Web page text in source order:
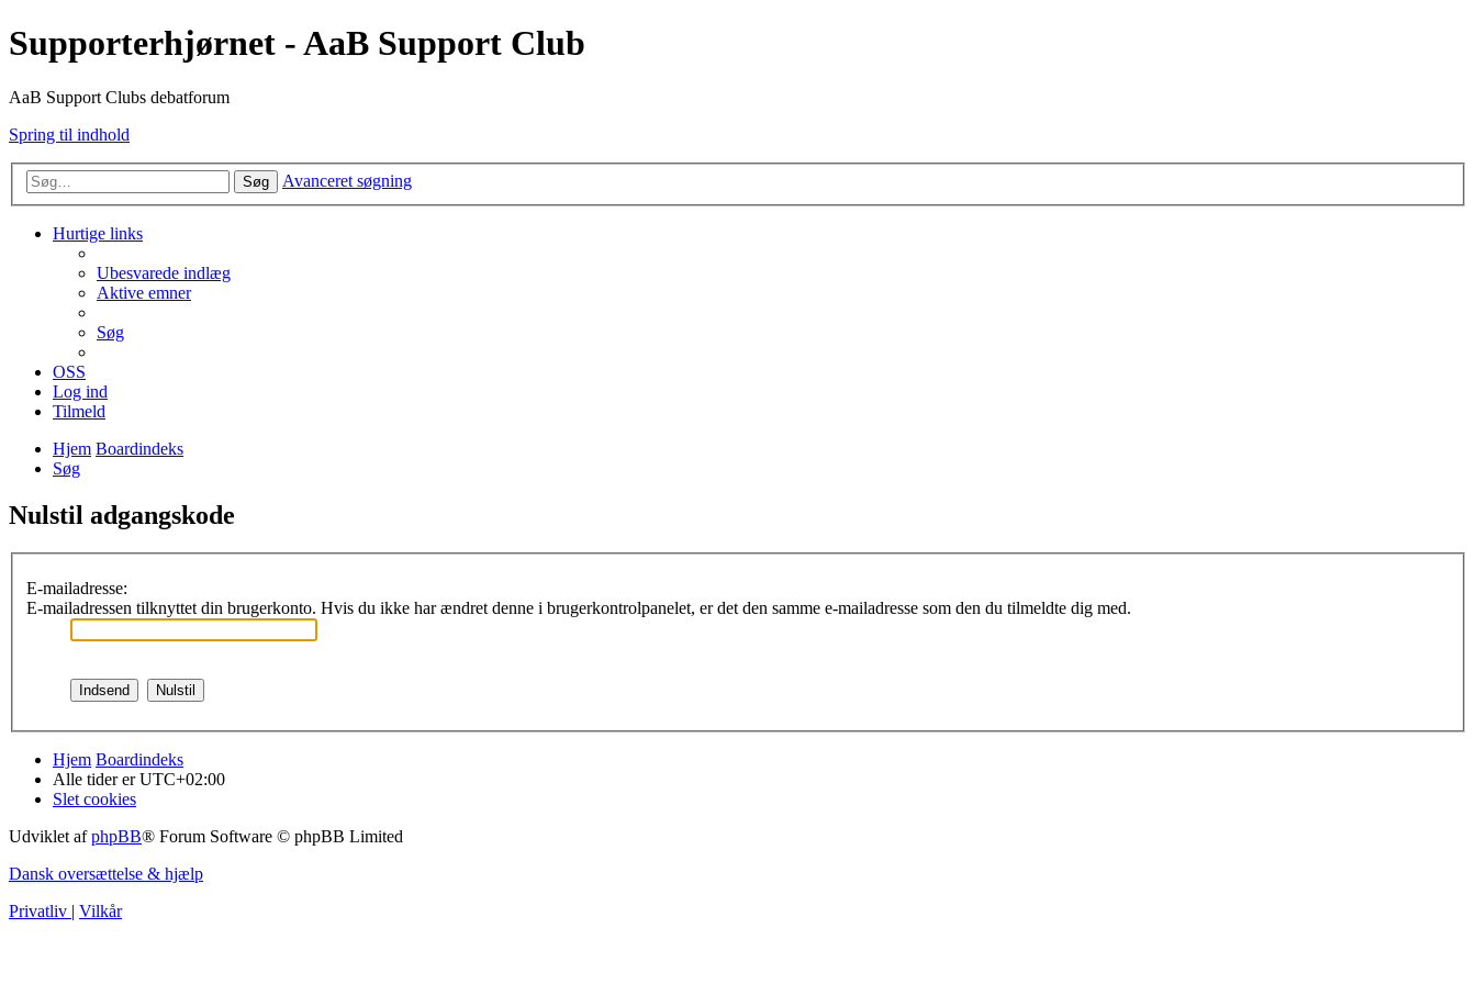
Supporterhjørnet - AaB Support Club
AaB Support Clubs debatforum
Spring til indhold
Søg Avanceret søgning
Hurtige links
Ubesvarede indlæg
Aktive emner
Søg
OSS
Log ind
Tilmeld
Hjem Boardindeks
Søg
Nulstil adgangskode
E-mailadresse:
E-mailadressen tilknyttet din brugerkonto. Hvis du ikke har ændret denne i brugerkontrolpanelet, er det den samme e-mailadresse som den du tilmeldte dig med.
Hjem Boardindeks
Alle tider erUTC+02:00
Slet cookies
Udviklet afphpBB® Forum Software © phpBB Limited
Dansk oversættelse & hjælp
Privatliv | Vilkår